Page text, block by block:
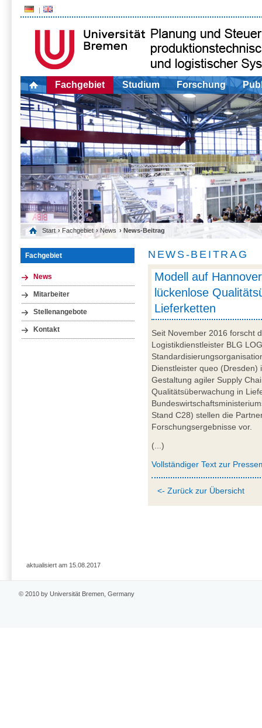
Fachgebiet Studium Forschung
Start › Fachgebiet › News › News-Beitrag
Fachgebiet
News
Mitarbeiter
Stellenangebote
Kontakt
NEWS-BEITRAG
Modell auf
lückenlose
Lieferketten
Seit November 2016 forscht
Logistikdienstleister BLG
Dienstleister queo (Dresden)
Gestaltung agiler Supply
Qualitätsüberwachung in
Stand C28) stellen die
Forschungsergebnisse vor.
(...)
Vollständiger Text zur
<- Zurück zur Übersicht
aktualisiert am 15.08.2017
© 2010 by Universität Bremen, Germany